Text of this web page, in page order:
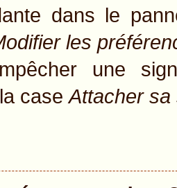
dans le
les
une
caseAttacher sa